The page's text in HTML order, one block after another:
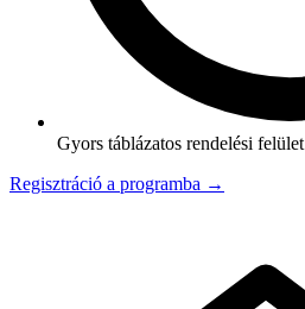
Gyors táblázatos rendelési felület
Regisztráció a programba →